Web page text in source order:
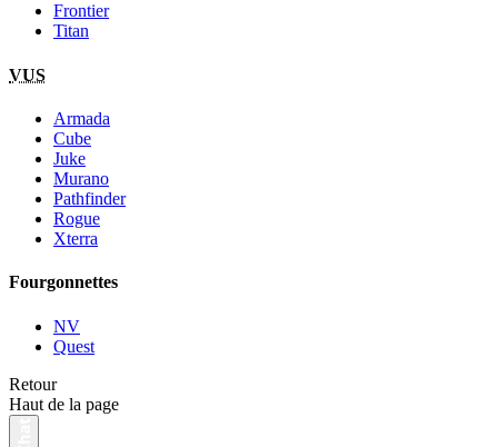
Frontier
Titan
VUS
Armada
Cube
Juke
Murano
Pathfinder
Rogue
Xterra
Fourgonnettes
NV
Quest
Retour
Haut de la page